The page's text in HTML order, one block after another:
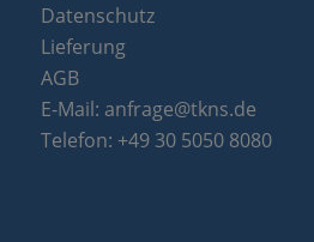
Datenschutz
Lieferung
AGB
E-Mail: anfrage@tkns.de
Telefon: +49 30 5050 8080